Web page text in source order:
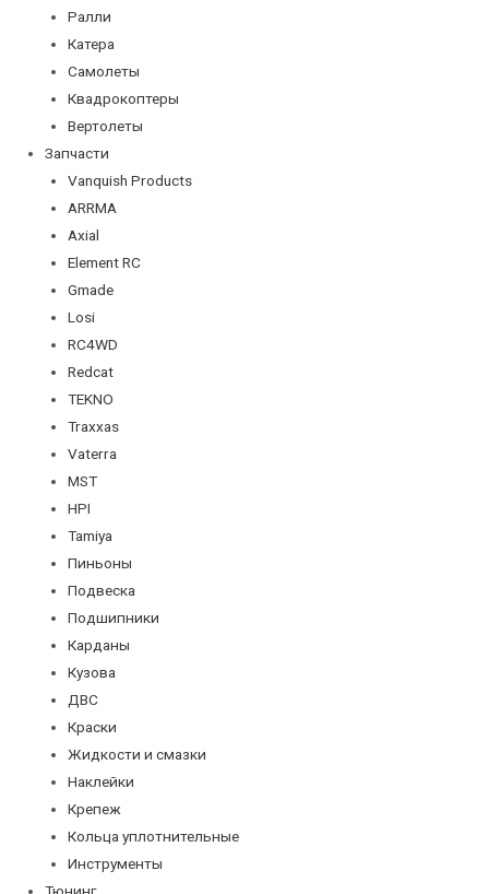
Ралли
Катера
Самолеты
Квадрокоптеры
Вертолеты
Запчасти
Vanquish Products
ARRMA
Axial
Element RC
Gmade
Losi
RC4WD
Redcat
TEKNO
Traxxas
Vaterra
MST
HPI
Tamiya
Пиньоны
Подвеска
Подшипники
Карданы
Кузова
ДВС
Краски
Жидкости и смазки
Наклейки
Крепеж
Кольца уплотнительные
Инструменты